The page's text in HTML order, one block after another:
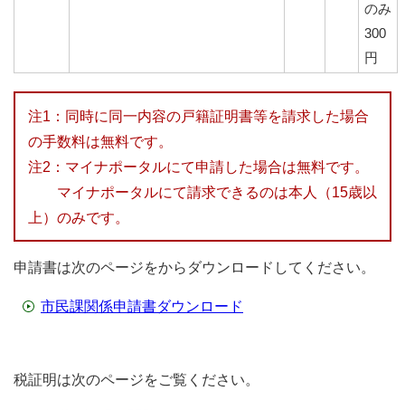
のみ
300
円
注1：同時に同一内容の戸籍証明書等を請求した場合
の手数料は無料です。
注2：マイナポータルにて申請した場合は無料です。
マイナポータルにて請求できるのは本人（15歳以
上）のみです。
申請書は次のページをからダウンロードしてください。
市民課関係申請書ダウンロード
税証明は次のページをご覧ください。